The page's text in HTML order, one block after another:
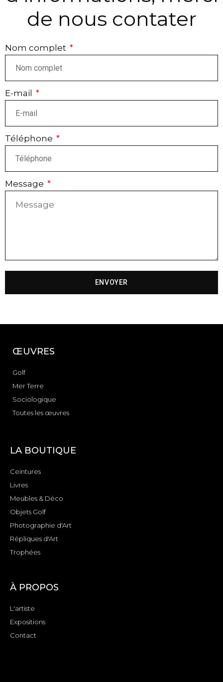
de nous contater
Nom complet
E-mail
Téléphone
Message
ENVOYER
ŒUVRES
Golf
Mer Terre
Sociologique
Toutes les œuvres
LA BOUTIQUE
Ceintures
Livres
Meubles & Déco
Objets Golf
Photographie d'Art
Répliques d'Art
Trophées
À PROPOS
L'artiste
Expositions
Contact